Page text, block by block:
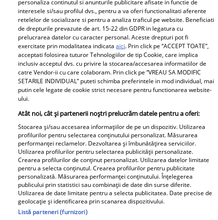
Pariază responsabil! Decizia ONJN nr. 821/25.09.2025.
Jocurile de noroc sunt interzise minorilor.
Despre Unica.ro
Publicitate
Echipa Unica.ro
Contact
Politica de cookies
Politica de
confidențialitate
Taguri
Știri
GSP
Avantaje
Viva
Libertatea pentru femei
Program TV
Retete practice
Calculator sarcina
personaliza continutul si anunturile publicitare afisate in functie de
interesele si/sau profilul dvs., pentru a va oferi functionalitati aferente
retelelor de socializare si pentru a analiza traficul pe website. Beneficiati
de drepturile prevazute de art. 15-22 din GDPR in legatura cu
prelucrarea datelor cu caracter personal. Aceste drepturi pot fi
exercitate prin modalitatea indicataaici. Prin click pe “ACCEPT TOATE”,
acceptati folosirea tuturor Tehnologiilor de tip Cookie, care implica
inclusiv acceptul dvs. cu privire la stocarea/accesarea informatiilor de
catre Vendor-ii cu care colaboram. Prin click pe “VREAU SA MODIFIC
SETARILE INDIVIDUAL” puteti schimba preferintele in mod individual, mai
putin cele legate de cookie strict necesare pentru functionarea website-
ului.
Atât noi, cât și partenerii noștri prelucrăm datele pentru a oferi:
Stocarea și/sau accesarea informațiilor de pe un dispozitiv. Utilizarea
profilurilor pentru selectarea conținutului personalizat. Măsurarea
performanței reclamelor. Dezvoltarea și îmbunătățirea serviciilor.
Utilizarea profilurilor pentru selectarea publicității personalizate.
Crearea profilurilor de conținut personalizat. Utilizarea datelor limitate
pentru a selecta conținutul. Crearea profilurilor pentru publicitate
personalizată. Măsurarea performanței conținutului. Înțelegerea
publicului prin statistici sau combinații de date din surse diferite.
Utilizarea de date limitate pentru a selecta publicitatea. Date precise de
geolocație și identificarea prin scanarea dispozitivului.
Listă parteneri (furnizori)